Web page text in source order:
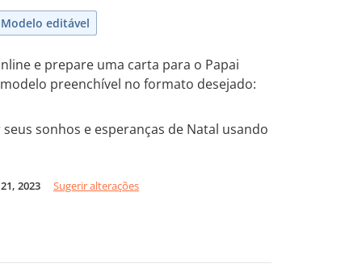
Modelo editável
e prepare uma carta para o Papai
preenchível no formato desejado:
sonhos e esperanças de Natal usando
2023 Sugerir alterações